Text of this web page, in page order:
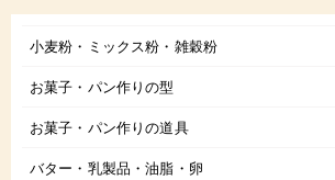
小麦粉・ミックス粉・雑穀粉
お菓子・パン作りの型
お菓子・パン作りの道具
バター・乳製品・油脂・卵